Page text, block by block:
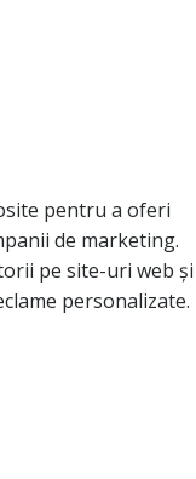
pentru a oferi
de marketing.
pe site-uri web și
personalizate.